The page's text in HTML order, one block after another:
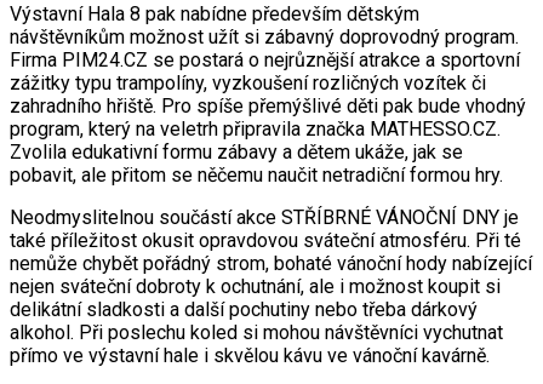
Výstavní Hala 8 pak nabídne především dětským
návštěvníkům možnost užít si zábavný doprovodný program.
Firma PIM24.CZ se postará o nejrůznější atrakce a sportovní
zážitky typu trampolíny, vyzkoušení rozličných vozítek či
zahradního hřiště. Pro spíše přemýšlivé děti pak bude vhodný
program, který na veletrh připravila značka MATHESSO.CZ.
Zvolila edukativní formu zábavy a dětem ukáže, jak se
pobavit, ale přitom se něčemu naučit netradiční formou hry.
Neodmyslitelnou součástí akce STŘÍBRNÉ VÁNOČNÍ DNY je
také příležitost okusit opravdovou sváteční atmosféru. Při té
nemůže chybět pořádný strom, bohaté vánoční hody nabízející
nejen sváteční dobroty k ochutnání, ale i možnost koupit si
delikátní sladkosti a další pochutiny nebo třeba dárkový
alkohol. Při poslechu koled si mohou návštěvníci vychutnat
přímo ve výstavní hale i skvělou kávu ve vánoční kavárně.